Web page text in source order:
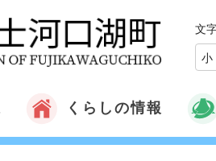
文
小
くらしの情報